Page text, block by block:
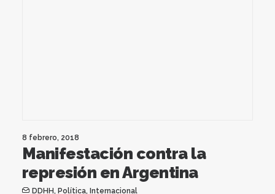
8 febrero, 2018
Manifestación contra la
represión en Argentina
DDHH, Política, Internacional